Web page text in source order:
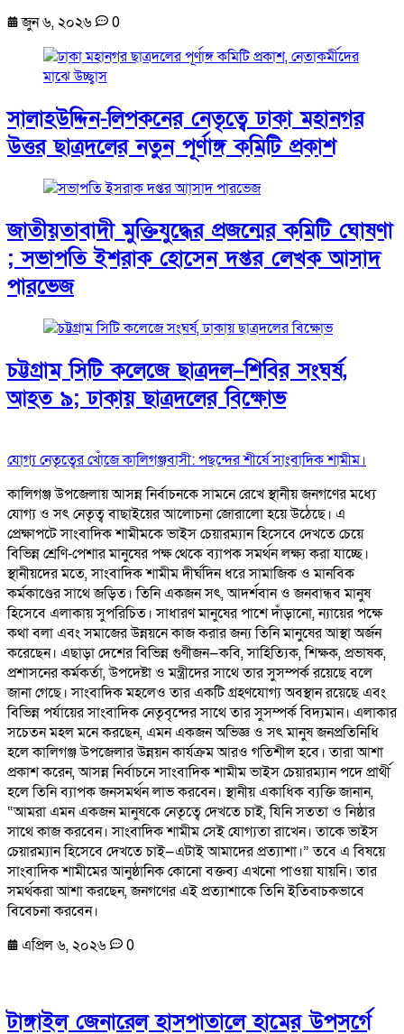
জুন ৬, ২০২৬
0
সালাহউদ্দিন-লিপকনের নেতৃত্বে ঢাকা মহানগর
উত্তর ছাত্রদলের নতুন পূর্ণাঙ্গ কমিটি প্রকাশ
জাতীয়তাবাদী মুক্তিযুদ্ধের প্রজন্মের কমিটি ঘোষণা
; সভাপতি ইশরাক হোসেন দপ্তর লেখক আসাদ
পারভেজ
চট্টগ্রাম সিটি কলেজে ছাত্রদল–শিবির সংঘর্ষ,
আহত ৯; ঢাকায় ছাত্রদলের বিক্ষোভ
যোগ্য নেতৃত্বের খোঁজে কালিগঞ্জবাসী: পছন্দের শীর্ষে সাংবাদিক শামীম।
কালিগঞ্জ উপজেলায় আসন্ন নির্বাচনকে সামনে রেখে স্থানীয় জনগণের মধ্যে
যোগ্য ও সৎ নেতৃত্ব বাছাইয়ের আলোচনা জোরালো হয়ে উঠেছে। এ
প্রেক্ষাপটে সাংবাদিক শামীমকে ভাইস চেয়ারম্যান হিসেবে দেখতে চেয়ে
বিভিন্ন শ্রেণি-পেশার মানুষের পক্ষ থেকে ব্যাপক সমর্থন লক্ষ্য করা যাচ্ছে।
স্থানীয়দের মতে, সাংবাদিক শামীম দীর্ঘদিন ধরে সামাজিক ও মানবিক
কর্মকাণ্ডের সাথে জড়িত। তিনি একজন সৎ, আদর্শবান ও জনবান্ধব মানুষ
হিসেবে এলাকায় সুপরিচিত। সাধারণ মানুষের পাশে দাঁড়ানো, ন্যায়ের পক্ষে
কথা বলা এবং সমাজের উন্নয়নে কাজ করার জন্য তিনি মানুষের আস্থা অর্জন
করেছেন। এছাড়া দেশের বিভিন্ন গুণীজন—কবি, সাহিত্যিক, শিক্ষক, প্রভাষক,
প্রশাসনের কর্মকর্তা, উপদেষ্টা ও মন্ত্রীদের সাথে তার সুসম্পর্ক রয়েছে বলে
জানা গেছে। সাংবাদিক মহলেও তার একটি গ্রহণযোগ্য অবস্থান রয়েছে এবং
বিভিন্ন পর্যায়ের সাংবাদিক নেতৃবৃন্দের সাথে তার সুসম্পর্ক বিদ্যমান। এলাকার
সচেতন মহল মনে করছেন, এমন একজন অভিজ্ঞ ও সৎ মানুষ জনপ্রতিনিধি
হলে কালিগঞ্জ উপজেলার উন্নয়ন কার্যক্রম আরও গতিশীল হবে। তারা আশা
প্রকাশ করেন, আসন্ন নির্বাচনে সাংবাদিক শামীম ভাইস চেয়ারম্যান পদে প্রার্থী
হলে তিনি ব্যাপক জনসমর্থন লাভ করবেন। স্থানীয় একাধিক ব্যক্তি জানান,
“আমরা এমন একজন মানুষকে নেতৃত্বে দেখতে চাই, যিনি সততা ও নিষ্ঠার
সাথে কাজ করবেন। সাংবাদিক শামীম সেই যোগ্যতা রাখেন। তাকে ভাইস
চেয়ারম্যান হিসেবে দেখতে চাই—এটাই আমাদের প্রত্যাশা।” তবে এ বিষয়ে
সাংবাদিক শামীমের আনুষ্ঠানিক কোনো বক্তব্য এখনো পাওয়া যায়নি। তার
সমর্থকরা আশা করছেন, জনগণের এই প্রত্যাশাকে তিনি ইতিবাচকভাবে
বিবেচনা করবেন।
এপ্রিল ৬, ২০২৬
0
টাঙ্গাইল জেনারেল হাসপাতালে হামের উপসর্গে